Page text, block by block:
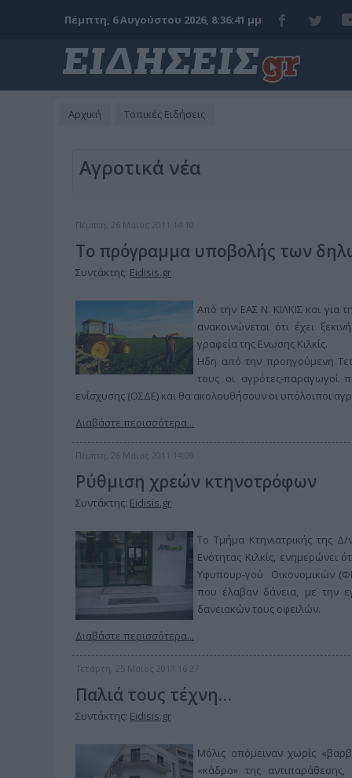
Πέμπτη, 6 Αυγούστου 2026, 8:36:42 μμ
Αρχική Τοπικές Ειδήσεις
Αγροτικά νέα
Πέμπτη, 26 Μαϊος 2011 14:10
Το πρόγραμμα υποβολής των
Συντάκτης: Eidisis.gr
Aπό την ΕΑΣ Ν. ΚΙΛΚΙΣ και για
ανακοινώνεται ότι έχει
γραφεία της Ενωσης Κιλκίς.
Ηδη από την προηγούμενη
τους οι αγρότες-παραγωγοί
ενίσχυσης (ΟΣΔΕ) και θα ακολουθήσουν οι υπόλοιποι
Διαβάστε περισσότερα...
Πέμπτη, 26 Μαϊος 2011 14:09
Ρύθμιση χρεών κτηνοτρόφων
Συντάκτης: Eidisis.gr
Το Τμήμα Κτηνιατρικής της Δ/
Ενότητας Κιλκίς, ενημερώνει
Υφυπουρ-γού Οικονομικών
που έλαβαν δάνεια, με την
δανειακών τους οφειλών.
Διαβάστε περισσότερα...
Τετάρτη, 25 Μαϊος 2011 16:27
Παλιά τους τέχνη…
Συντάκτης: Eidisis.gr
Μόλις απόμειναν χωρίς
«κάδρο» της